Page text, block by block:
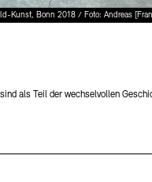
Kunst, Bonn 2018 / Foto: Andreas
als Teil der wechselvollen